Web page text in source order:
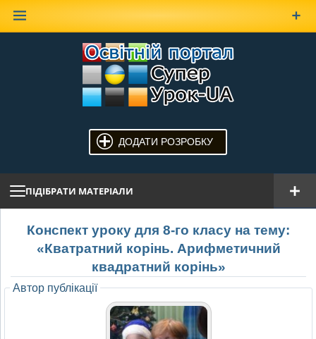
ДОДАТИ РОЗРОБКУ
ПІДІБРАТИ МАТЕРІАЛИ
Конспект уроку для 8-го класу на тему:
«Кватратний корінь. Арифметичний
квадратний корінь»
Автор публікації